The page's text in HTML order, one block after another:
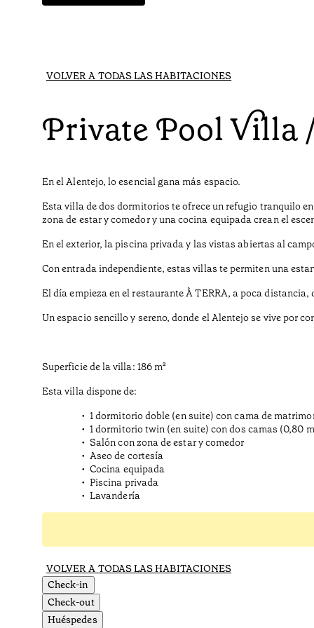
VOLVER A TODAS LAS HABITACIONES
Private Pool Villa
En el Alentejo, lo esencial gana más espacio.
Esta villa de dos dormitorios te ofrece un refugio tranquilo
zona de estar y comedor y una cocina equipada crean el
En el exterior, la piscina privada y las vistas abiertas al
Con entrada independiente, estas villas te permiten una
El día empieza en el restaurante À TERRA, a poca
Un espacio sencillo y sereno, donde el Alentejo se vive por
Superficie de la villa: 186 m²
Esta villa dispone de:
1 dormitorio doble (en suite) con cama de
1 dormitorio twin (en suite) con dos camas (0,80
Salón con zona de estar y comedor
Aseo de cortesía
Cocina equipada
Piscina privada
Lavandería
VOLVER A TODAS LAS HABITACIONES
Check-in
Check-out
Huéspedes